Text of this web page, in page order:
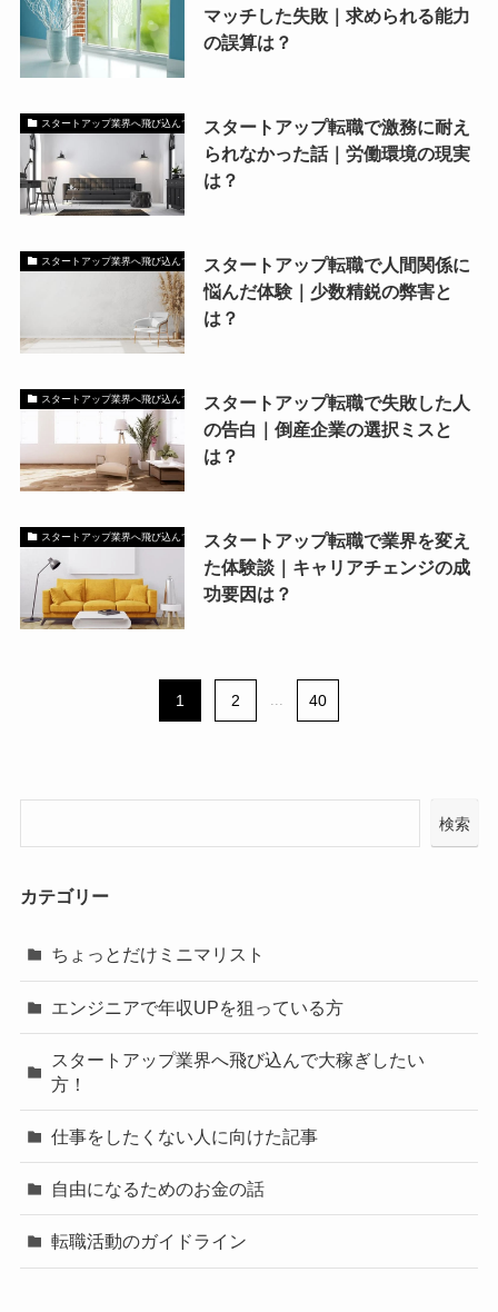
マッチした失敗｜求められる能力
の誤算は？
スタートアップ業界へ飛び込んで大稼ぎしたい方！スタートアップ転職で激務に耐え
られなかった話｜労働環境の現実
は？
スタートアップ業界へ飛び込んで大稼ぎしたい方！スタートアップ転職で人間関係に
悩んだ体験｜少数精鋭の弊害と
は？
スタートアップ業界へ飛び込んで大稼ぎしたい方！スタートアップ転職で失敗した人
の告白｜倒産企業の選択ミスと
は？
スタートアップ業界へ飛び込んで大稼ぎしたい方！スタートアップ転職で業界を変え
た体験談｜キャリアチェンジの成
功要因は？
1 2 40
検索
カテゴリー
ちょっとだけミニマリスト
エンジニアで年収UPを狙っている方
スタートアップ業界へ飛び込んで大稼ぎしたい
方！
仕事をしたくない人に向けた記事
自由になるためのお金の話
転職活動のガイドライン